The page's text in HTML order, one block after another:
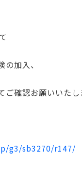
加入、
確認お願いいたし
g3/sb3270/r147/